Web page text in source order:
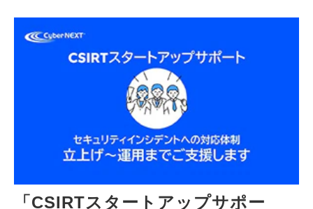
「CSIRTスタートアップサポー